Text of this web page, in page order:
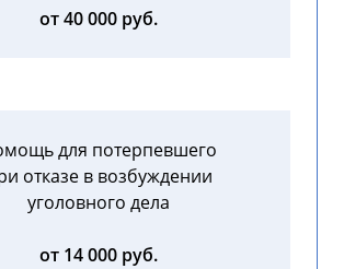
от 40 000 руб.
для потерпевшего
отказе в возбуждении
уголовного дела
от 14 000 руб.